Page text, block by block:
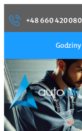
+48 660 420 080